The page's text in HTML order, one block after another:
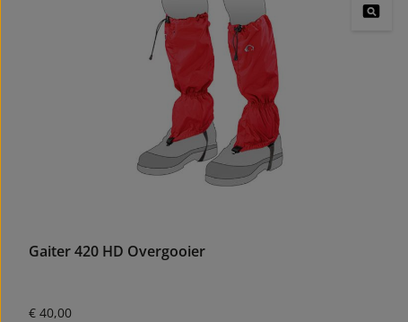
Gaiter 420 HD Overgooier
Normale prijs:
€ 40,00